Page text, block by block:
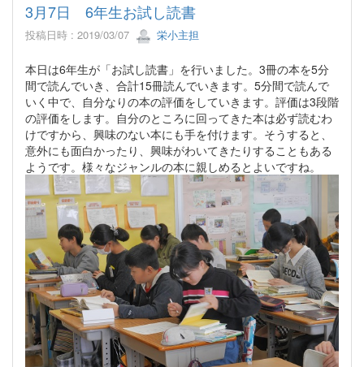
3月7日 6年生お試し読書
投稿日時 : 2019/03/07 栄小主担
本日は6年生が「お試し読書」を行いました。3冊の本を5分
間で読んでいき、合計15冊読んでいきます。5分間で読んで
いく中で、自分なりの本の評価をしていきます。評価は3段階
の評価をします。自分のところに回ってきた本は必ず読むわ
けですから、興味のない本にも手を付けます。そうすると、
意外にも面白かったり、興味がわいてきたりすることもある
ようです。様々なジャンルの本に親しめるとよいですね。